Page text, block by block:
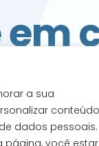
a sua
conteúdo
dados pessoais.
página, você
a